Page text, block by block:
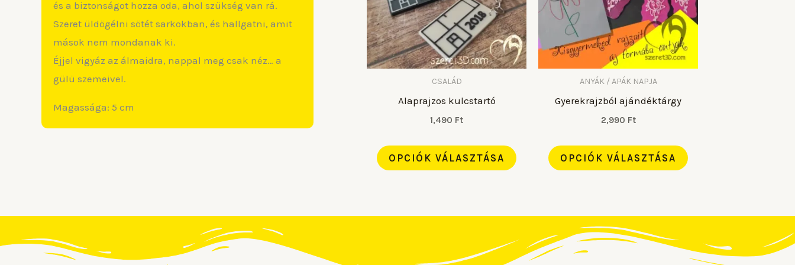
és a biztonságot hozza oda, ahol szükség van rá.
Szeret üldögélni sötét sarkokban, és hallgatni, amit
mások nem mondanak ki.
Éjjel vigyáz az álmaidra, nappal meg csak néz… a
gülü szemeivel.
Magassága: 5 cm
CSALÁD
Alaprajzos kulcstartó
1,490 Ft
OPCIÓK VÁLASZTÁSA
van.
A
változatok
a
termékoldalon
választhatók
ANYÁK / APÁK NAPJA
Gyerekrajzból ajándéktárgy
2,990 Ft
OPCIÓK VÁLASZTÁSA
van.
változatok